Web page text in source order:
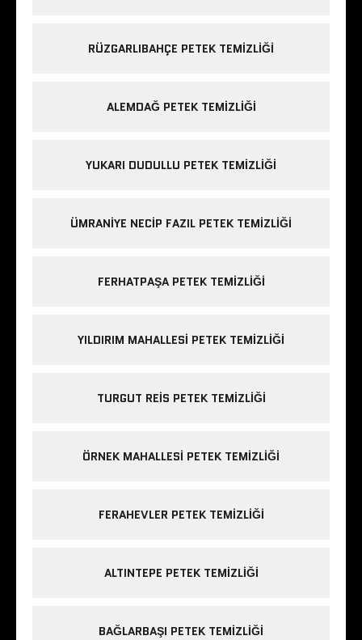
RÜZGARLIBAHÇE PETEK TEMIZLIĞI
ALEMDAĞ PETEK TEMIZLIĞI
YUKARI DUDULLU PETEK TEMIZLIĞI
ÜMRANIYE NECIP FAZIL PETEK TEMIZLIĞI
FERHATPAŞA PETEK TEMIZLIĞI
YILDIRIM MAHALLESI PETEK TEMIZLIĞI
TURGUT REIS PETEK TEMIZLIĞI
ÖRNEK MAHALLESI PETEK TEMIZLIĞI
FERAHEVLER PETEK TEMIZLIĞI
ALTINTEPE PETEK TEMIZLIĞI
BAĞLARBAŞI PETEK TEMIZLIĞI